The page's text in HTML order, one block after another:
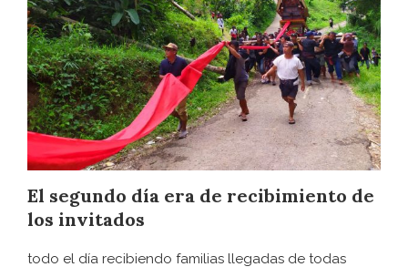
El segundo día era de recibimiento de
los invitados
todo el día recibiendo familias llegadas de todas